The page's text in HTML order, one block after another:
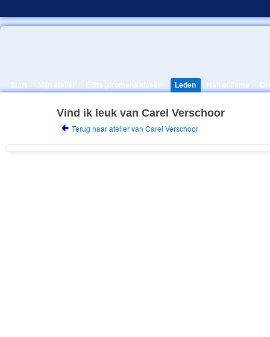
Start Mijn atelier Edits (dromen&ideeën) Leden Hall of Fame
Vind ik leuk van Carel Verschoor
Terug naar atelier van Carel Verschoor